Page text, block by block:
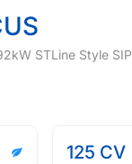
STLine Style SIP
125 CV